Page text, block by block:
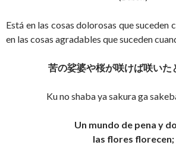
Está en las cosas dolorosas que suceden
en las cosas agradables que suceden
苦の娑婆や桜が咲けば咲いた
Ku no shaba ya sakura ga
Un mundo de pena y
las flores florecen;